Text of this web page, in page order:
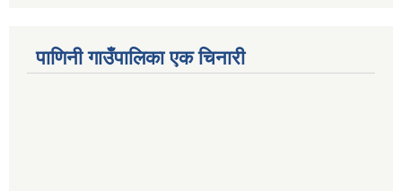
पाणिनी गाउँपालिका एक चिनारी